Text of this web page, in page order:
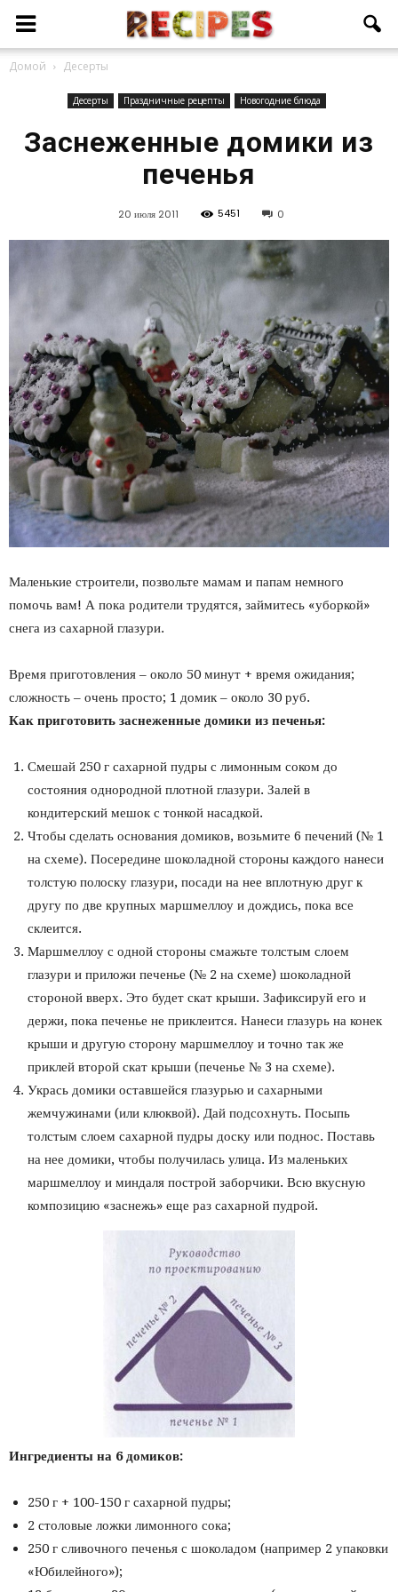
Домой Десерты
Десерты Праздничные рецепты Новогодние блюда
Заснеженные домики из
печенья
20 июля 2011 5451 0
Маленькие строители, позвольте мамам и папам немного
помочь вам! А пока родители трудятся, займитесь «уборкой»
снега из сахарной глазури.
Время приготовления – около 50 минут + время ожидания;
сложность – очень просто; 1 домик – около 30 руб.
Как приготовить заснеженные домики из печенья:
Смешай 250 г сахарной пудры с лимонным соком до
состояния однородной плотной глазури. Залей в
кондитерский мешок с тонкой насадкой.
Чтобы сделать основания домиков, возьмите 6 печений (№ 1
на схеме). Посередине шоколадной стороны каждого нанеси
толстую полоску глазури, посади на нее вплотную друг к
другу по две крупных маршмеллоу и дождись, пока все
склеится.
Маршмеллоу с одной стороны смажьте толстым слоем
глазури и приложи печенье (№ 2 на схеме) шоколадной
стороной вверх. Это будет скат крыши. Зафиксируй его и
держи, пока печенье не приклеится. Нанеси глазурь на конек
крыши и другую сторону маршмеллоу и точно так же
приклей второй скат крыши (печенье № 3 на схеме).
Укрась домики оставшейся глазурью и сахарными
жемчужинами (или клюквой). Дай подсохнуть. Посыпь
толстым слоем сахарной пудры доску или поднос. Поставь
на нее домики, чтобы получилась улица. Из маленьких
маршмеллоу и миндаля построй заборчики. Всю вкусную
композицию «заснежь» еще раз сахарной пудрой.
Ингредиенты на 6 домиков:
250 г + 100-150 г сахарной пудры;
2 столовые ложки лимонного сока;
250 г сливочного печенья с шоколадом (например 2 упаковки
«Юбилейного»);